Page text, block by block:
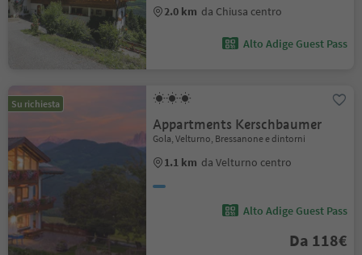
2.0 km da Chiusa centro
Alto Adige Guest Pass
Su richiesta
Appartments Kerschbaumer
Gola, Velturno, Bressanone e dintorni
1.1 km da Velturno centro
Alto Adige Guest Pass
Da 118€